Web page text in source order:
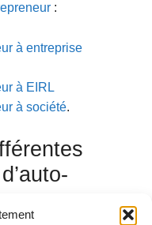
:
à entreprise
à EIRL
à société.